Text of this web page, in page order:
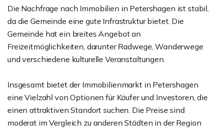
Die Nachfrage nach Immobilien in Petershagen ist stabil,
da die Gemeinde eine gute Infrastruktur bietet. Die
Gemeinde hat ein breites Angebot an
Freizeitmöglichkeiten, darunter Radwege, Wanderwege
und verschiedene kulturelle Veranstaltungen.
Insgesamt bietet der Immobilienmarkt in Petershagen
eine Vielzahl von Optionen für Käufer und Investoren, die
einen attraktiven Standort suchen. Die Preise sind
moderat im Vergleich zu anderen Städten in der Region